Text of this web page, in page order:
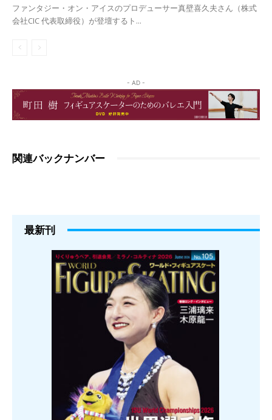
ファンタジー・オン・アイスのプロデューサー真壁喜久夫さん（株式
会社CIC 代表取締役）が登壇するト...
- AD -
関連バックナンバー
最新刊